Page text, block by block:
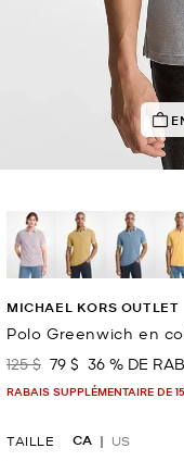
DÉPÊCHEZ-
MICHAEL KORS OUTLET
Polo Greenwich en
était
125 $ maintenant
79 $ 36 % DE
RABAIS SUPPLÉMENTAIRE DE
TAILLE CA US